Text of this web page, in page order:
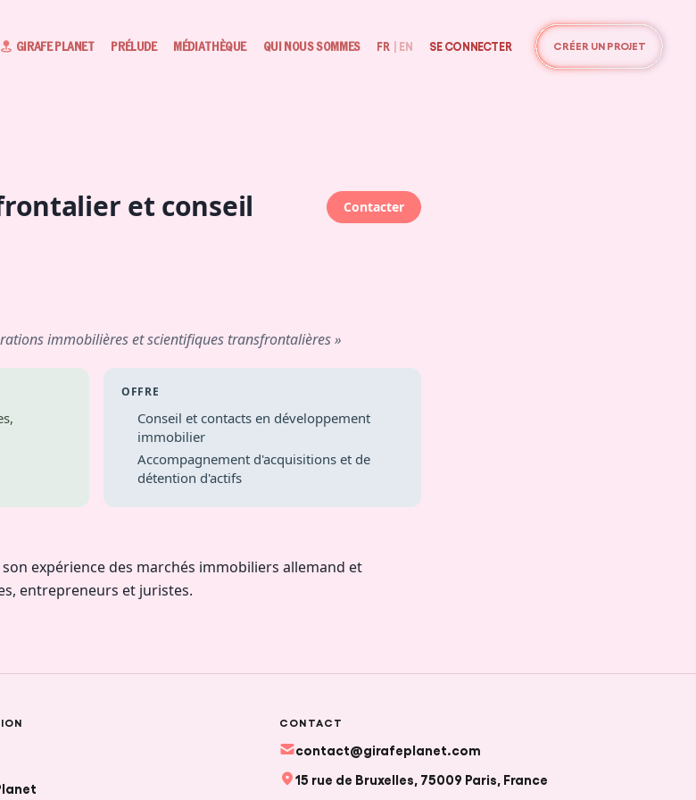
GIRAFE PLANET PRÉLUDE MÉDIATHÈQUE QUI NOUS SOMMES FR EN SE CONNECTER CRÉER UN PROJET
et conseil
Contacter
immobilières et scientifiques transfrontalières »
OFFRE
Conseil et contacts en développement
immobilier
Accompagnement d'acquisitions et de
détention d'actifs
expérience des marchés immobiliers allemand et
entrepreneurs et juristes.
CONTACT
contact@girafeplanet.com
15 rue de Bruxelles, 75009 Paris, France